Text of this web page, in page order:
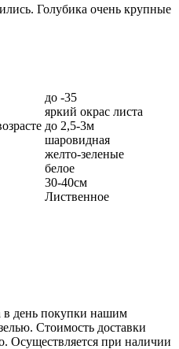
Голубика очень крупные
до -35
яркий окрас листа
до 2,5-3м
шаровидная
желто-зеленые
белое
30-40см
Лиственное
в день покупки нашим
Стоимость доставки
Осуществляется при наличии